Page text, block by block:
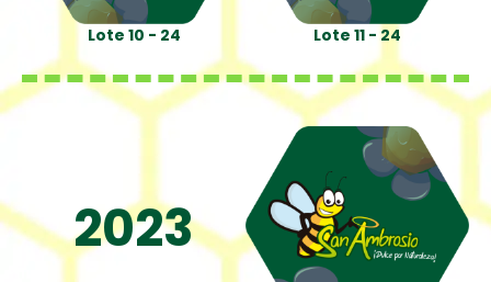
Lote 10 - 24 Lote 11 - 24
2023